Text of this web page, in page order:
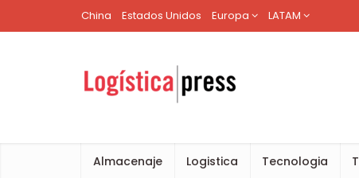
China Estados Unidos Europa LATAM
Almacenaje Logistica Tecnologia